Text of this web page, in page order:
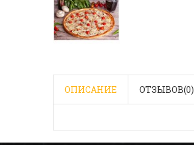
ОПИСАНИЕ ОТЗЫВОВ(0)